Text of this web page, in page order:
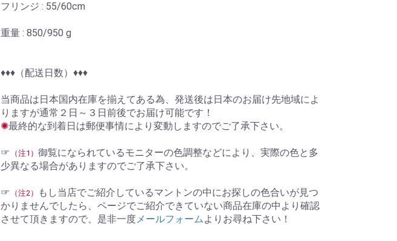
カートへ進む
フリンジ : 55/60cm
重量 : 850/950 g
♦︎♦︎♦︎（配送日数）♦︎♦︎♦︎
当商品は日本国内在庫を揃えてある為、発送後は日本のお届け先地域によ
りますが通常２日～３日前後でお届け可能です！
✺最終的な到着日は郵便事情により変動しますのでご了承下さい。
☞ （注1） 御覧になられているモニターの色調整などにより、実際の色と多
少異なる場合がありますのでご了承下さい。
☞ （注2）
もし当店でご紹介しているマントンの中にお探しの色合いが見つ
かりませんでしたら、ページでご紹介できていない商品在庫の中より確認
させて頂きますので、是非一度メールフォームよりお尋ね下さい！